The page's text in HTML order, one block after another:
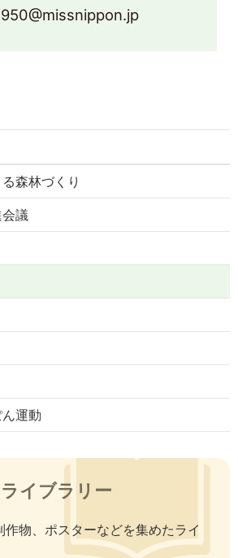
みどりの大使」の新たな活動について
使
みどりの大使」活動報告・2024年度
大使」お披露目会開催のお知らせ
使
みどりの大使」が選定されました
使
みどりの大使」による緑の羽根着けキ
使
みどりの大使」が選定されました
みどりの女神」活動報告・2021年度
森林づくり
議
運動
ライブラリー
物、ポスターなどを集めたライ